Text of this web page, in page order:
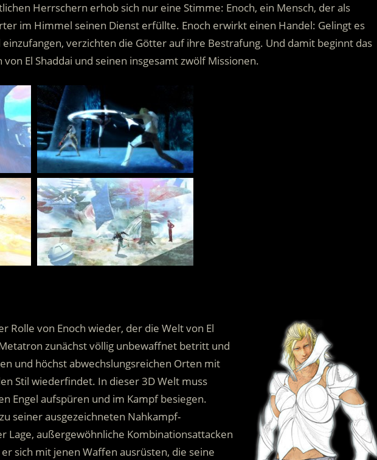
Herrschern erhob sich nur eine Stimme: Enoch, ein Mensch, der als
im Himmel seinen Dienst erfüllte. Enoch erwirkt einen Handel: Gelingt es
verzichten die Götter auf ihre Bestrafung. Und damit beginnt das
El Shaddai und seinen insgesamt zwölf Missionen.
..
Rolle von Enoch wieder, der die Welt von El
zunächst völlig unbewaffnet betritt und
und höchst abwechslungsreichen Orten mit
Stil wiederfindet. In dieser 3D Welt muss
Engel aufspüren und im Kampf besiegen.
seiner ausgezeichneten Nahkampf-
Lage, außergewöhnliche Kombinationsattacken
sich mit jenen Waffen ausrüsten, die seine